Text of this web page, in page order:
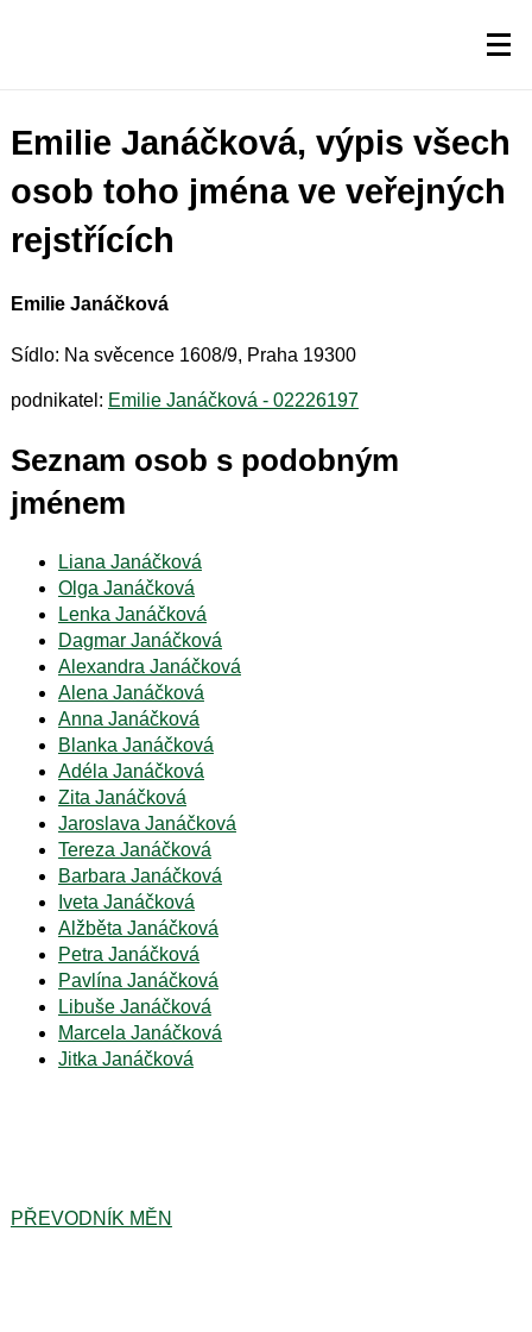
Emilie Janáčková, výpis všech
osob toho jména ve veřejných
rejstřících
Emilie Janáčková
Sídlo: Na svěcence 1608/9, Praha 19300
podnikatel: Emilie Janáčková - 02226197
Seznam osob s podobným
jménem
Liana Janáčková
Olga Janáčková
Lenka Janáčková
Dagmar Janáčková
Alexandra Janáčková
Alena Janáčková
Anna Janáčková
Blanka Janáčková
Adéla Janáčková
Zita Janáčková
Jaroslava Janáčková
Tereza Janáčková
Barbara Janáčková
Iveta Janáčková
Alžběta Janáčková
Petra Janáčková
Pavlína Janáčková
Libuše Janáčková
Marcela Janáčková
Jitka Janáčková
PŘEVODNÍK MĚN